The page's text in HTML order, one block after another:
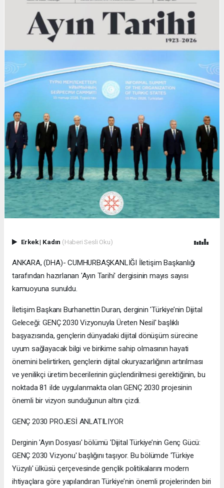
Erkek| Kadın (Haberi Sesli Oku)
ANKARA, (DHA)- CUMHURBAŞKANLIĞI İletişim Başkanlığı
tarafından hazırlanan 'Ayın Tarihi' dergisinin mayıs sayısı
kamuoyuna sunuldu.
İletişim Başkanı Burhanettin Duran, derginin 'Türkiye’nin Dijital
Geleceği: GENÇ 2030 Vizyonuyla Üreten Nesil' başlıklı
başyazısında, gençlerin dünyadaki dijital dönüşüm sürecine
uyum sağlayacak bilgi ve birikime sahip olmasının hayati
önemini belirtirken, gençlerin dijital okuryazarlığının artırılması
ve yenilikçi üretim becerilerinin güçlendirilmesi gerektiğinin, bu
noktada 81 ilde uygulanmakta olan GENÇ 2030 projesinin
önemli bir vizyon sunduğunun altını çizdi.
GENÇ 2030 PROJESİ ANLATILIYOR
Derginin 'Ayın Dosyası' bölümü 'Dijital Türkiye’nin Genç Gücü:
GENÇ 2030 Vizyonu' başlığını taşıyor. Bu bölümde 'Türkiye
Yüzyılı' ülküsü çerçevesinde gençlik politikalarını modern
ihtiyaçlara göre yapılandıran Türkiye’nin önemli projelerinden biri